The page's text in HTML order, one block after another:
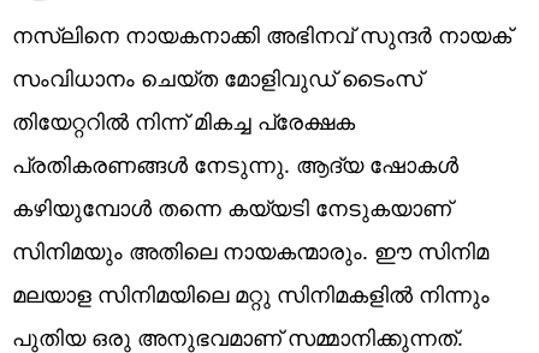
നസ്ലിനെ നായകനാക്കി അഭിനവ് സുന്ദർ നായക്
സംവിധാനം ചെയ്ത മോളിവുഡ് ‍ടൈംസ്
തിയേറ്ററിൽ നിന്ന് മികച്ച പ്രേക്ഷക
പ്രതികരണങ്ങൾ നേടുന്നു. ആദ്യ ഷോകൾ
കഴിയുമ്പോൾ തന്നെ കയ്യടി നേടുകയാണ്
സിനിമയും അതിലെ നായകന്മാരും. ഈ സിനിമ
മലയാള സിനിമയിലെ മറ്റു സിനിമകളിൽ നിന്നും
പുതിയ ഒരു അനുഭവമാണ് സമ്മാനിക്കുന്നത്.